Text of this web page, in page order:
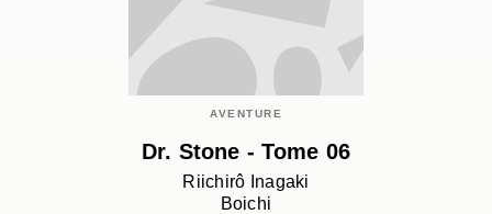
AVENTURE
Dr. Stone - Tome 06
Riichirô Inagaki
Boichi